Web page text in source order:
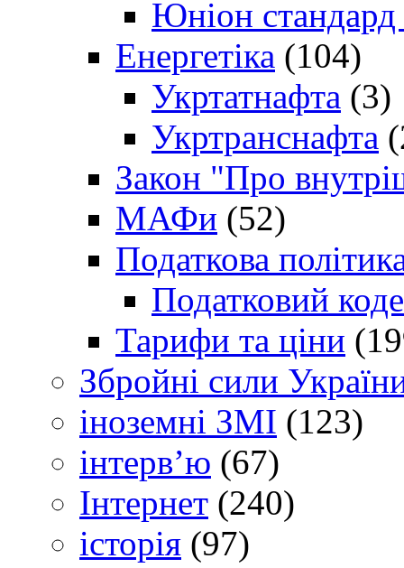
Юніон стандард
Енергетіка (104)
Укртатнафта (3)
Укртранснафта
Закон "Про
МАФи (52)
Податкова
Податковий
Тарифи та ціни
Збройні сили
іноземні ЗМІ (123)
інтерв’ю (67)
Інтернет (240)
історія (97)